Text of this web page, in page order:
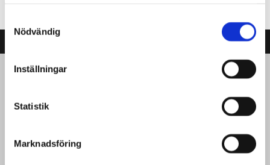
Nödvändig
Inställningar
Statistik
Marknadsföring